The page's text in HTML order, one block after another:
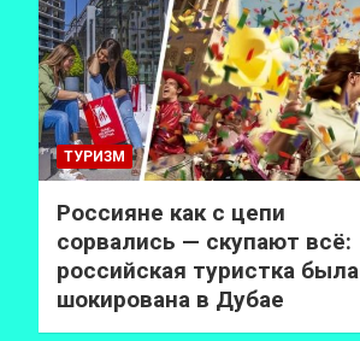
ТУРИЗМ
Россияне как с цепи
сорвались — скупают всё:
российская туристка была
шокирована в Дубае